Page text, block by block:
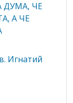
ДУМА, ЧЕ
А ЧЕ
Игнатий